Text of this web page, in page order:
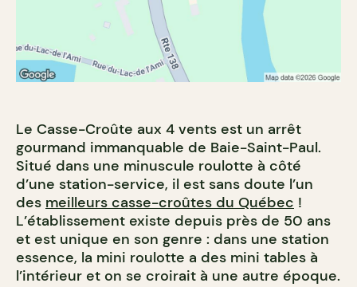
Le Casse-Croûte aux 4 vents est un arrêt
gourmand immanquable de Baie-Saint-Paul.
Situé dans une minuscule roulotte à côté
d’une station-service, il est sans doute l’un
des meilleurs casse-croûtes du Québec !
L’établissement existe depuis près de 50 ans
et est unique en son genre : dans une station
essence, la mini roulotte a des mini tables à
l’intérieur et on se croirait à une autre époque.